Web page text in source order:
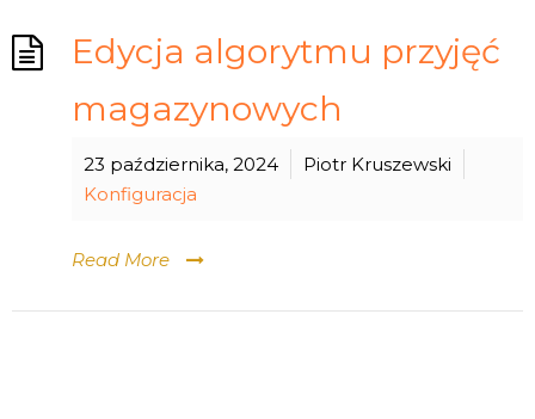
Edycja algorytmu przyjęć
magazynowych
23 października, 2024
Piotr Kruszewski
Konfiguracja
Read More